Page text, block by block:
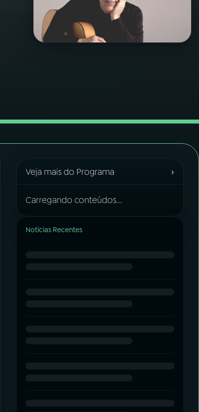
Veja mais do Programa ›
Carregando conteúdos...
Notícias Recentes